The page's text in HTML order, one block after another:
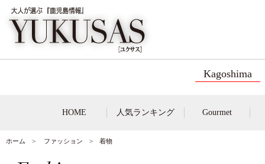
Kagoshima
HOME 人気ランキング Gourmet
ホーム > ファッション > 着物